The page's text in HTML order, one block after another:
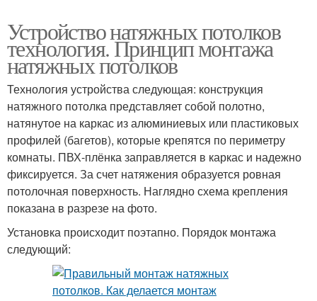
Устройство натяжных потолков
технология. Принцип монтажа
натяжных потолков
Технология устройства следующая: конструкция
натяжного потолка представляет собой полотно,
натянутое на каркас из алюминиевых или пластиковых
профилей (багетов), которые крепятся по периметру
комнаты. ПВХ-плёнка заправляется в каркас и надежно
фиксируется. За счет натяжения образуется ровная
потолочная поверхность. Наглядно схема крепления
показана в разрезе на фото.
Установка происходит поэтапно. Порядок монтажа
следующий: